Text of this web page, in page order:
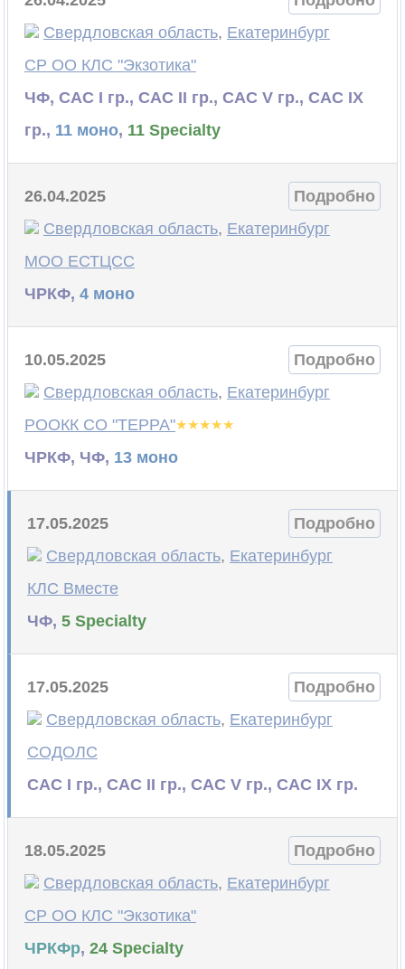
Свердловская область, Екатеринбург
СР ОО КЛС "Экзотика"
ЧФ, САС I гр., САС II гр., САС V гр., САС IX
гр., 11 моно, 11 Specialty
26.04.2025
Подробно
Свердловская область, Екатеринбург
МОО ЕСТЦСС
ЧРКФ, 4 моно
10.05.2025
Подробно
Свердловская область, Екатеринбург
РООКК СО "ТЕРРА"
ЧРКФ, ЧФ, 13 моно
17.05.2025
Подробно
Свердловская область, Екатеринбург
КЛС Вместе
ЧФ, 5 Specialty
17.05.2025
Подробно
Свердловская область, Екатеринбург
СОДОЛС
САС I гр., САС II гр., САС V гр., САС IX гр.
18.05.2025
Подробно
Свердловская область, Екатеринбург
СР ОО КЛС "Экзотика"
ЧРКФр, 24 Specialty